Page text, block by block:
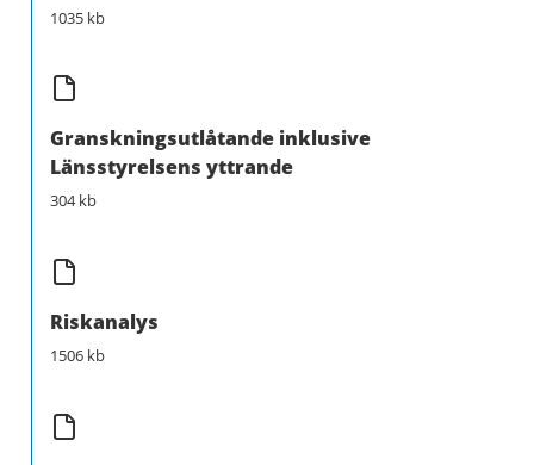
1035 kb
Granskningsutlåtande inklusive
Länsstyrelsens yttrande
304 kb
Riskanalys
1506 kb